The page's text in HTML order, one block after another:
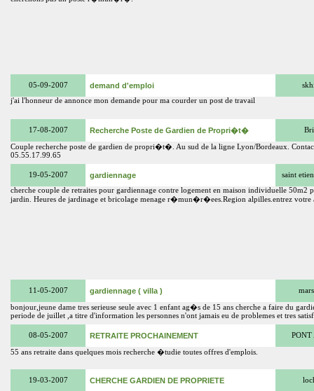
05-09-2007 demand d'emploi
j'ai l'honneur de annonce mon demande pour ma courder un post de travail
17-08-2007 Recherche Poste de Gardien de Propri�t�
Couple recherche poste de gardien de propri�t�. Au sud de la ligne Lyon/Bordeaux.
05.55.17.99.65
19-05-2007 gardiennage
saint
cherche couple de retraites pour gardiennage contre logement en maison individuelle 50m2
jardin. Heures de jardinage et bricolage menage r�mun�r�ees.Region alpilles.entrez votre
11-05-2007 gardiennage ( villa )
bonjour,jeune dame tres serieuse seule avec 1 enfant ag�s de 15 ans cherche a faire du
periode de juillet ,a titre d'information les personnes n'ont jamais eu de problemes et tres
08-05-2007 RETRAITE PROCHAINEMENT PONT
55 ans retraite dans quelques mois recherche �tudie toutes offres d'emplois.
19-03-2007 CHERCHE GARDIEN DE PROPRIETE